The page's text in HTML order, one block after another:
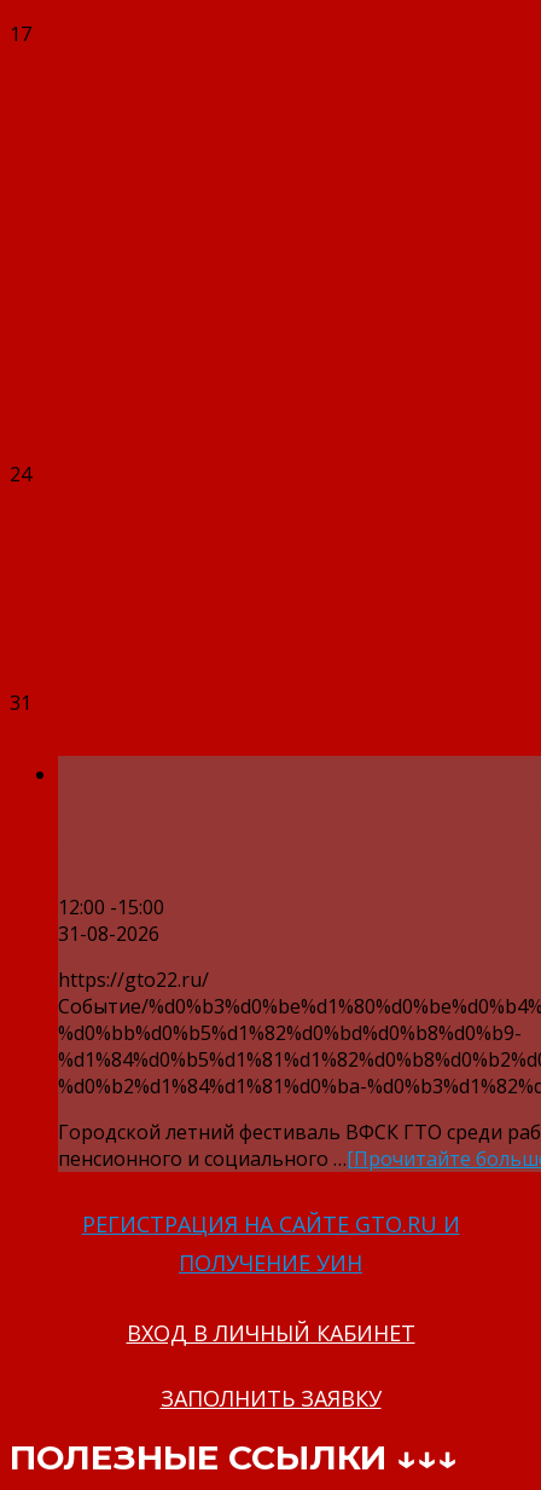
17
24
31
12:00 -15:00
31-08-2026
https://gto22.ru/
Событие/
%d0%bb%d0%b5%d1%82%d0%bd%d0%b8%d0%b9-
%d0%b2%d1%84%d1%81%d0%ba-
Городской летний фестиваль ВФСК ГТО среди
пенсионного и социального …[Прочитайте
РЕГИСТРАЦИЯ НА САЙТЕ GTO.RU И
ПОЛУЧЕНИЕ УИН
ВХОД В ЛИЧНЫЙ КАБИНЕТ
ЗАПОЛНИТЬ ЗАЯВКУ
ПОЛЕЗНЫЕ ССЫЛКИ ↓↓↓